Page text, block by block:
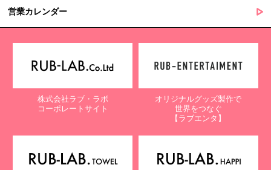
営業カレンダー
株式会社ラブ・ラボ
コーポレートサイト
オリジナルグッズ製作で
世界をつなぐ
【ラブエンタ】